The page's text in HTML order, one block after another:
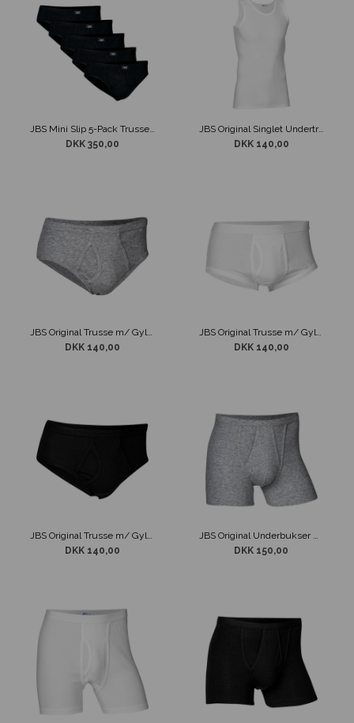
JBS Mini Slip 5-Pack Trusse Sort
DKK 350,00
JBS Original Singlet Undertrøje Hvid
DKK 140,00
JBS Original Trusse m/ Gylp Grå
DKK 140,00
JBS Original Trusse m/ Gylp Hvid
DKK 140,00
DKK 140,00
DKK 150,00